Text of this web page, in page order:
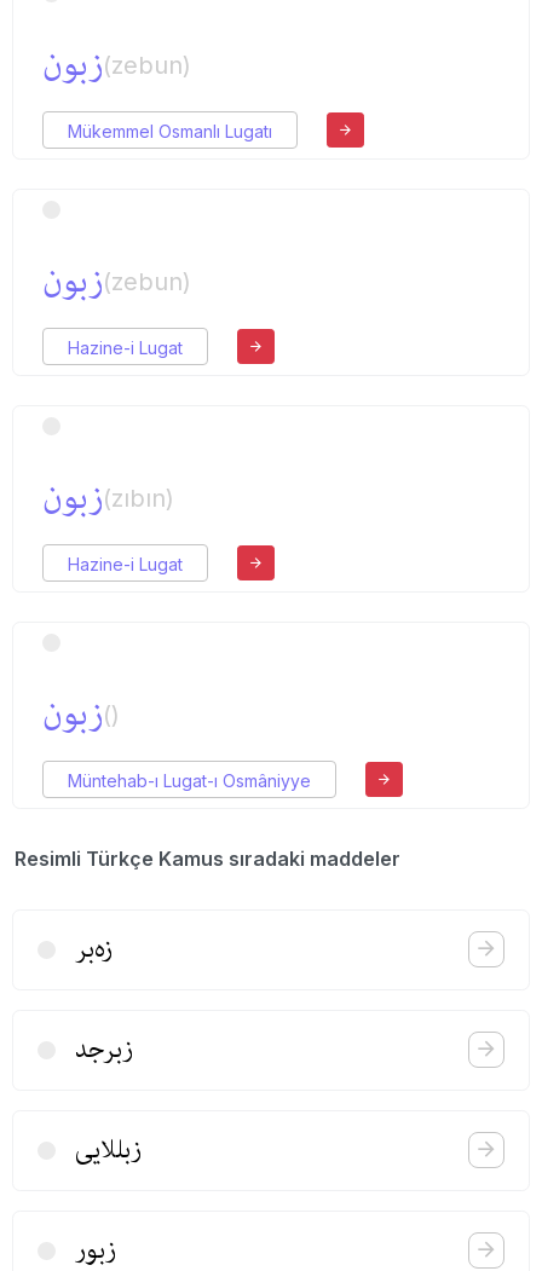
زبون(zebun)
Mükemmel Osmanlı Lugatı
زبون(zebun)
Hazine-i Lugat
زبون(zıbın)
Hazine-i Lugat
زبون()
Müntehab-ı Lugat-ı Osmâniyye
Resimli Türkçe Kamus sıradaki maddeler
زه‌بر
زبرجد
زبللایی
زبور